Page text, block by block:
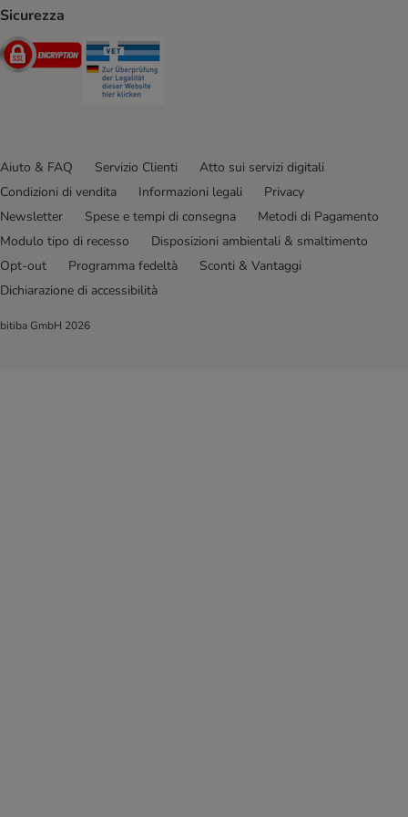
Sicurezza
Security
Aiuto & FAQ Servizio Clienti
Atto sui servizi digitali
Condizioni di vendita
Informazioni legali
Privacy
Newsletter
Spese e tempi di consegna
Metodi di Pagamento
Modulo tipo di recesso
Disposizioni ambientali & smaltimento
Opt-out
Programma fedeltà
Sconti & Vantaggi
Dichiarazione di accessibilità
bitiba GmbH 2026